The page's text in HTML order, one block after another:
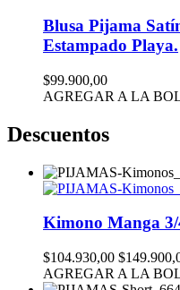
Blusa Pijama
Estampado Playa.
$99.900,00
AGREGAR A LA
Descuentos
Kimono Manga
$104.930,00
AGREGAR A LA